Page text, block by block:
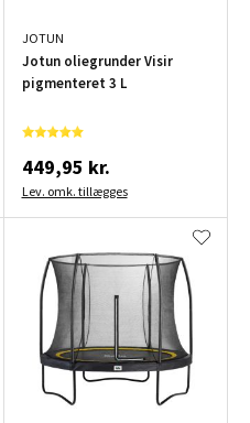
JOTUN
Jotun oliegrunder Visir
pigmenteret 3 L
449,95 kr.
Lev. omk. tillægges